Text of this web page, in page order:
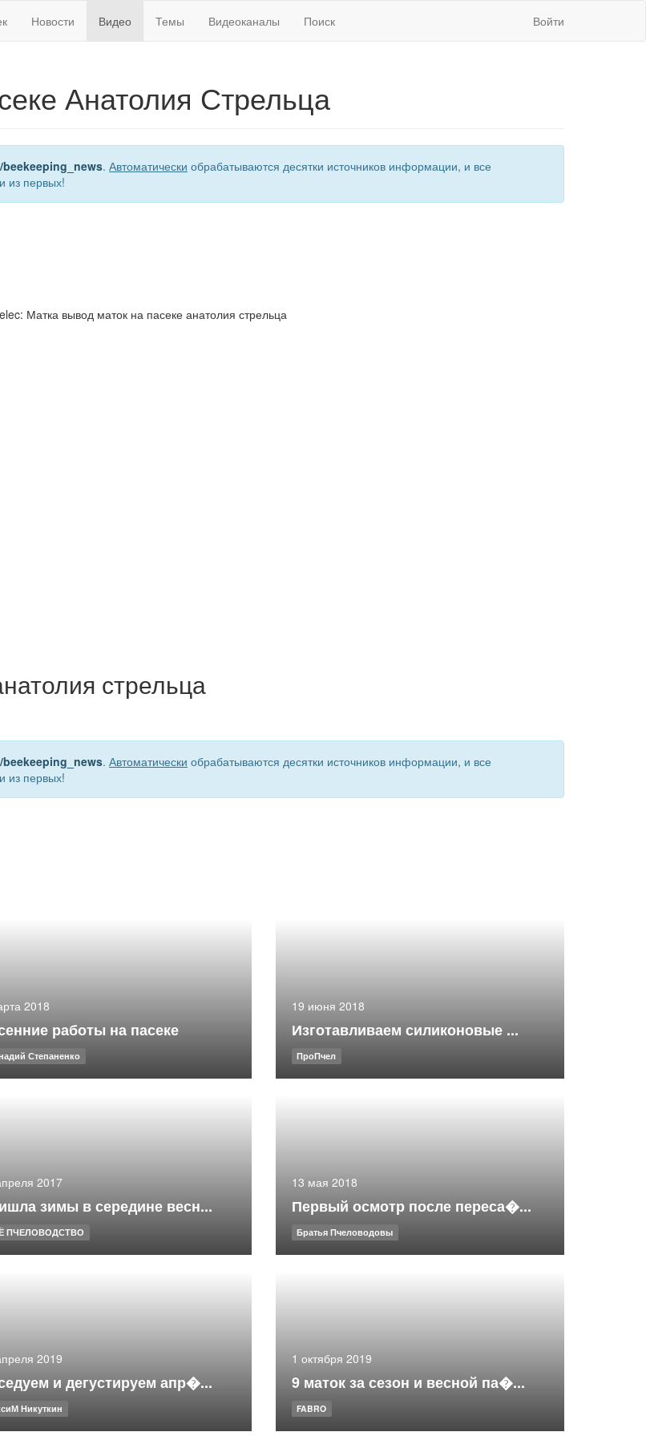
Новости Видео Темы Видеоканалы Поиск Войти
Анатолия Стрельца
. Автоматически обрабатываются десятки источников информации, и все
из первых!
стрельца
. Автоматически обрабатываются десятки источников информации, и все
из первых!
2018
работы на пасеке
Степаненко
19 июня 2018
Изготавливаем силиконовые ...
ПроПчел
2017
зимы в середине весн...
ПЧЕЛОВОДСТВО
13 мая 2018
Первый осмотр после переса�...
Братья Пчеловодовы
2019
и дегустируем апр�...
Никуткин
1 октября 2019
9 маток за сезон и весной па�...
FABRO